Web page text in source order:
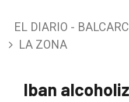
EL DIARIO -
LA ZONA
Iban